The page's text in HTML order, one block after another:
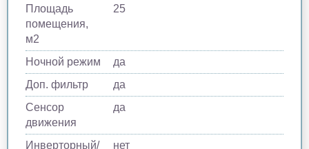
Площадь
помещения,
м2
25
Ночной режим
да
Доп. фильтр
да
Сенсор
движения
да
Инверторный/
нет